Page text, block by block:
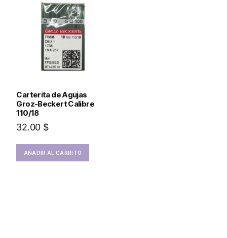
Carterita de Agujas
Groz-Beckert Calibre
110/18
32.00 $
AÑADIR AL CARRITO